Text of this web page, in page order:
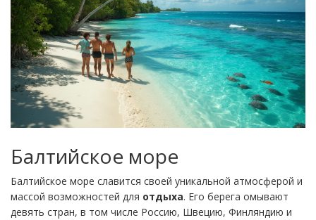
Балтийское море
Балтийское море славится своей уникальной атмосферой и
массой возможностей для отдыха. Его берега омывают
девять стран, в том числе Россию, Швецию, Финляндию и